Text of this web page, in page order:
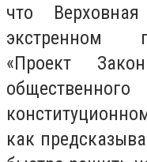
что Верховная
экстренном
«Проект
как